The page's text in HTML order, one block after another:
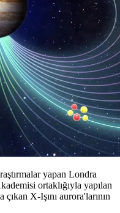
yapan Londra
ortaklığıyla yapılan
X-Işını aurora'larının